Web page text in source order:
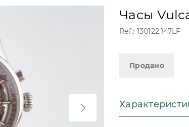
Часы
Ref.: 130122.147LF
Продано